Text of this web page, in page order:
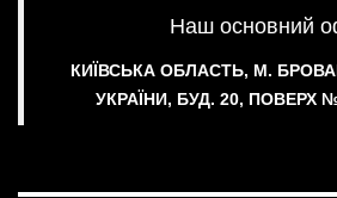
Наш основний
КИЇВСЬКА ОБЛАСТЬ, М.
УКРАЇНИ, БУД. 20, ПОВЕРХ